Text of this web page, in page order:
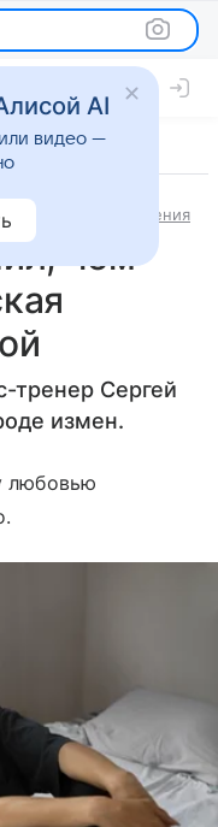
- Спорт Отношения
чем
тренер Сергей
измен.
любовью
AI
видео —